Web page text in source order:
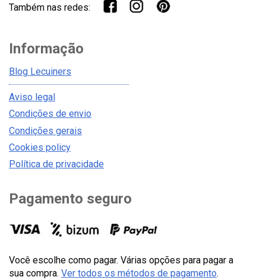
Também nas redes:
Informação
Blog Lecuiners
Aviso legal
Condições de envio
Condições gerais
Cookies policy
Política de privacidade
Pagamento seguro
Você escolhe como pagar. Várias opções para pagar a
sua compra. Ver todos os métodos de pagamento.